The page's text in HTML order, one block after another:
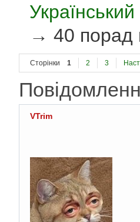
→40 порад
Сторінки 1 2 3
VTrim